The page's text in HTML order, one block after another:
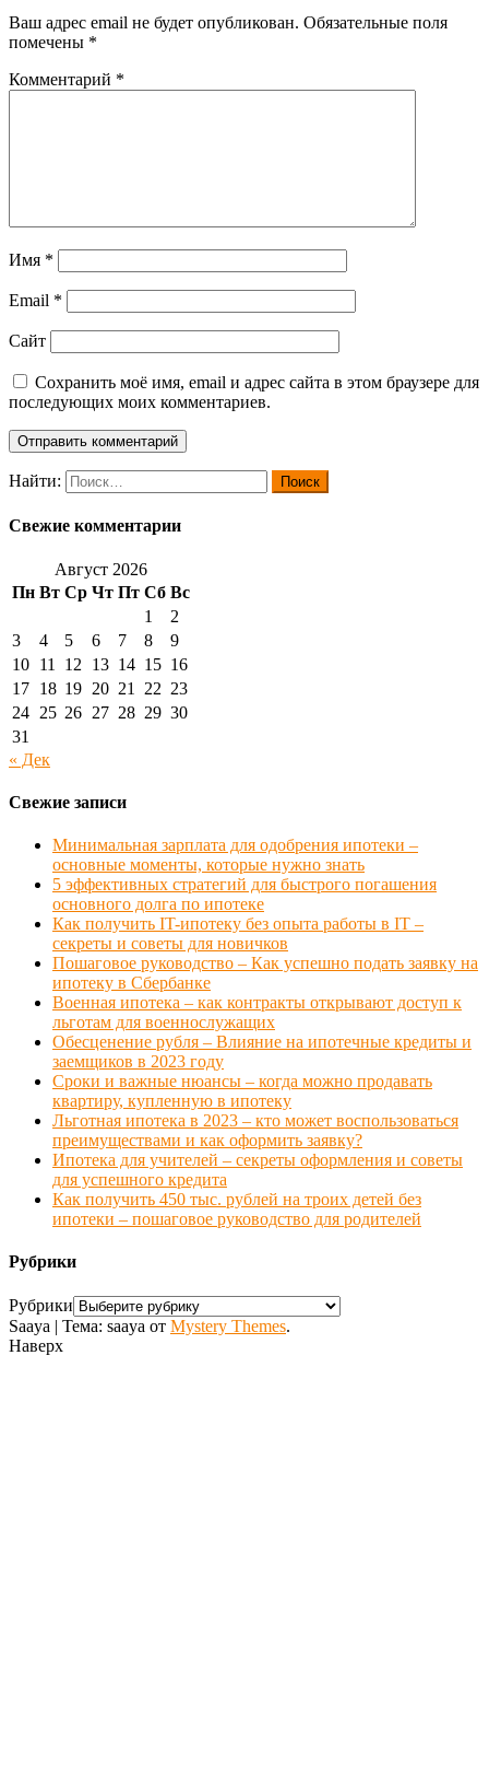
Ваш адрес email не будет опубликован. Обязательные поля
помечены *
Комментарий *
Имя *
Email *
Сайт
Сохранить моё имя, email и адрес сайта в этом браузере для
последующих моих комментариев.
Найти:
Свежие комментарии
Август 2026
Пн Вт Ср Чт Пт Сб Вс
1
2
3
4 5 6 7 8
9
10 11 12 13 14 15 16
17 18 19 20 21 22 23
24 25 26 27 28 29 30
31
« Дек
Свежие записи
Минимальная зарплата для одобрения ипотеки –
основные моменты, которые нужно знать
5 эффективных стратегий для быстрого погашения
основного долга по ипотеке
Как получить IT-ипотеку без опыта работы в IT –
секреты и советы для новичков
Пошаговое руководство – Как успешно подать заявку на
ипотеку в Сбербанке
Военная ипотека – как контракты открывают доступ к
льготам для военнослужащих
Обесценение рубля – Влияние на ипотечные кредиты и
заемщиков в 2023 году
Сроки и важные нюансы – когда можно продавать
квартиру, купленную в ипотеку
Льготная ипотека в 2023 – кто может воспользоваться
преимуществами и как оформить заявку?
Ипотека для учителей – секреты оформления и советы
для успешного кредита
Как получить 450 тыс. рублей на троих детей без
ипотеки – пошаговое руководство для родителей
Рубрики
Рубрики
Saaya | Тема: saaya от Mystery Themes.
Наверх